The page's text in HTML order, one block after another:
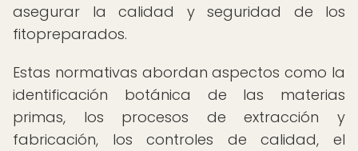
asegurar la calidad y seguridad de los
fitopreparados.
Estas normativas abordan aspectos como la
identificación botánica de las materias
primas, los procesos de extracción y
fabricación, los controles de calidad, el